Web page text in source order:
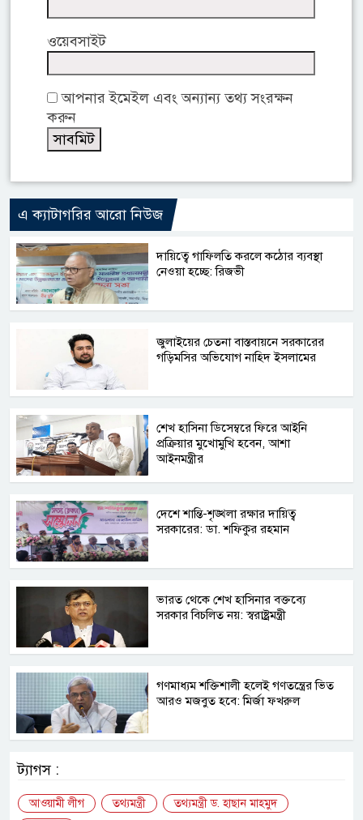
ওয়েবসাইট
আপনার ইমেইল এবং অন্যান্য তথ্য সংরক্ষন
করুন
এ ক্যাটাগরির আরো নিউজ
দায়িত্বে গাফিলতি করলে কঠোর ব্যবস্থা
নেওয়া হচ্ছে: রিজভী
জুলাইয়ের চেতনা বাস্তবায়নে সরকারের
গড়িমসির অভিযোগ নাহিদ ইসলামের
শেখ হাসিনা ডিসেম্বরে ফিরে আইনি
প্রক্রিয়ার মুখোমুখি হবেন, আশা
আইনমন্ত্রীর
দেশে শান্তি-শৃঙ্খলা রক্ষার দায়িত্ব
সরকারের: ডা. শফিকুর রহমান
ভারত থেকে শেখ হাসিনার বক্তব্যে
সরকার বিচলিত নয়: স্বরাষ্ট্রমন্ত্রী
গণমাধ্যম শক্তিশালী হলেই গণতন্ত্রের ভিত
আরও মজবুত হবে: মির্জা ফখরুল
ট্যাগস :
আওয়ামী লীগ তথ্যমন্ত্রী
তথ্যমন্ত্রী ড. হাছান মাহমুদ